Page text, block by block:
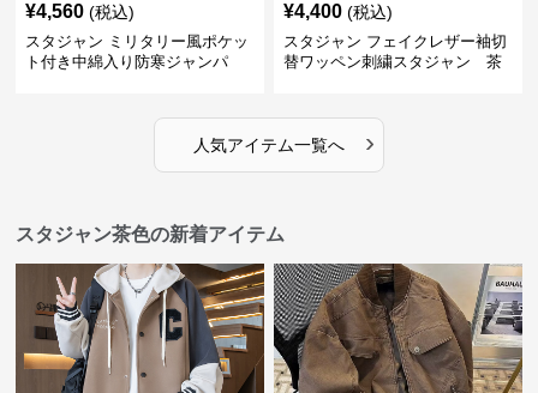
¥4,560 (税込)
スタジャン ミリタリー風ポケッ
ト付き中綿入り防寒ジャンパ
¥4,400 (税込)
スタジャン フェイクレザー袖切
替ワッペン刺繍スタジャン 茶
人気アイテム一覧へ ›
スタジャン茶色の新着アイテム